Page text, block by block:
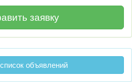
объявлений